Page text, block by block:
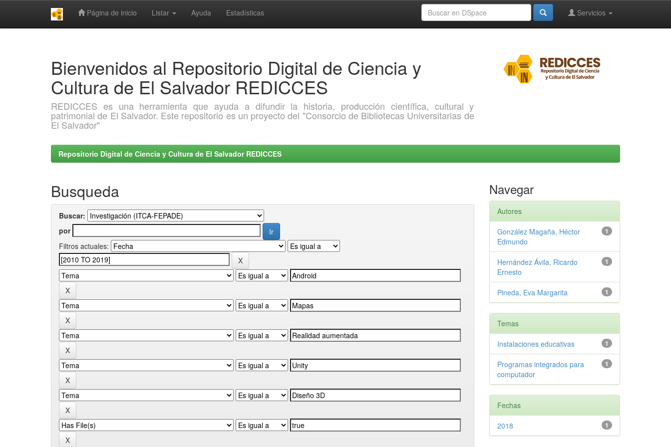
Página de inicio Listar Ayuda Estadísticas Servicios
Bienvenidos al Repositorio Digital de Ciencia y
Cultura de El Salvador REDICCES
REDICCES es una herramienta que ayuda a difundir la historia, producción científica, cultural y
patrimonial de El Salvador. Este repositorio es un proyecto del "Consorcio de Bibliotecas Universitarias de
El Salvador"
Repositorio Digital de Ciencia y Cultura de El Salvador REDICCES
Busqueda
Buscar:
por
Filtros actuales:
Navegar
Autores
1
González Magaña, Héctor
Edmundo
1
Hernández Ávila, Ricardo
Ernesto
1
Pineda, Eva Margarita
Temas
1
Instalaciones educativas
1
Programas integrados para
computador
Fechas
1
2018